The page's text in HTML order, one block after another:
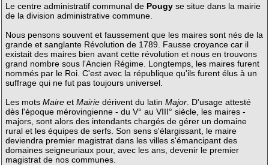
Le centre administratif communal de Pougyse situe dans la mairie
de la division administrative commune.
Nous pensons souvent et faussement que les maires sont nés de la
grande et sanglante Révolution de 1789. Fausse croyance car il
existait des maires bien avant cette révolution et nous en trouvons
grand nombre sous l'Ancien Régime. Longtemps, les maires furent
nommés par le Roi. C'est avec la république qu'ils furent élus à un
suffrage qui ne fut pas toujours universel.
Les mots Maireet Mairiedérivent du latin Major. D'usage attesté
dès l'époque mérovingienne - du V° au VIII° siècle, les maires -
majors, sont alors des intendants chargés de gérer un domaine
rural et les équipes de serfs. Son sens s'élargissant, le maire
deviendra premier magistrat dans les villes s'émancipant des
domaines seigneuriaux pour, avec les ans, devenir le premier
magistrat de nos communes.